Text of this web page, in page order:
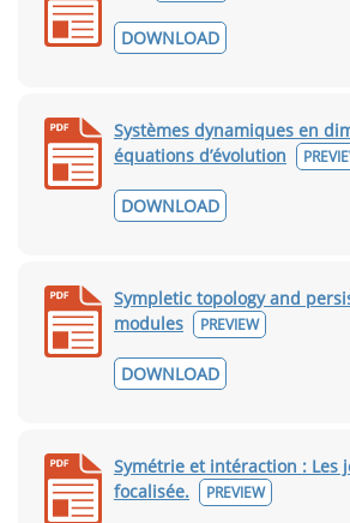
DOWNLOAD
Systèmes dynamiques en
équations d’évolution
DOWNLOAD
Sympletic topology and
modules
PREVIEW
DOWNLOAD
Symétrie et intéraction : Les
focalisée.
PREVIEW